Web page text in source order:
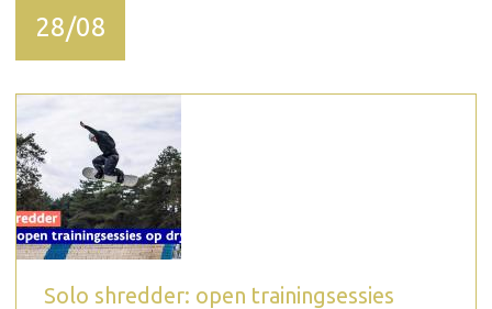
28/08
Solo shredder: open trainingsessies